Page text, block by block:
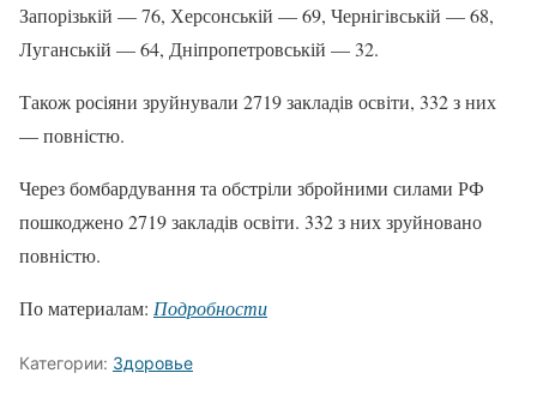
Запорізькій — 76, Херсонській — 69, Чернігівській — 68,
Луганській — 64, Дніпропетровській — 32.
Також росіяни зруйнували 2719 закладів освіти, 332 з них
— повністю.
Через бомбардування та обстріли збройними силами РФ
пошкоджено 2719 закладів освіти. 332 з них зруйновано
повністю.
По материалам: Подробности
Категории: Здоровье